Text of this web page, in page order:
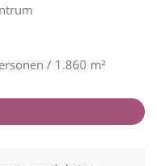
/ 1.860 m²